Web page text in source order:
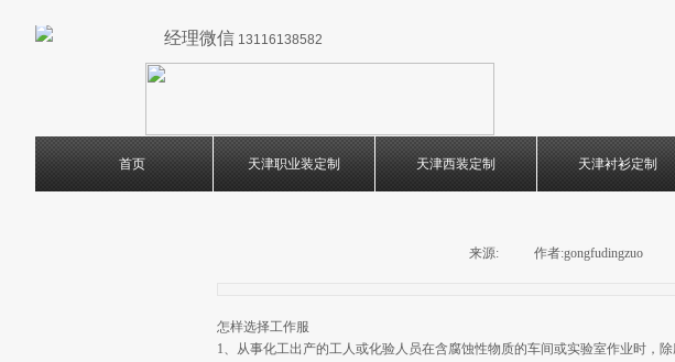
经理微信 13116138582
首页 天津职业装定制 天津西装定制 天津衬衫定制
来源: 作者:gongfudingzuo
怎样选择工作服
1、从事化工出产的工人或化验人员在含腐蚀性物质的车间或实验室作业时，